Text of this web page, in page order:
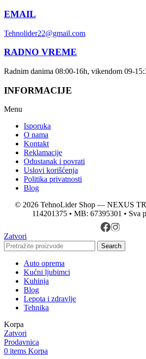
EMAIL
Tehnolider22@gmail.com
RADNO VREME
Radnim danima 08:00-16h, vikendom 09-
INFORMACIJE
Menu
Isporuka
O nama
Kontakt
Reklamacije
Odustanak i povrati
Uslovi korišćenja
Politika privatnosti
Blog
© 2026 TehnoLider Shop — NEXUS
114201375 • MB: 67395301 • Sva
Zatvori
Search
Auto oprema
Kućni ljubimci
Kuhinja
Blog
Lepota i zdravlje
Tehnika
Korpa
Zatvori
Prodavnica
0 items Korpa